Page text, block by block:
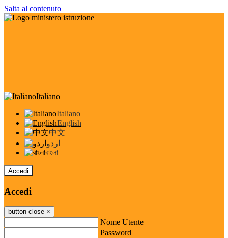
Salta al contenuto
Italiano
Italiano
English
中文
اردو
বাংলা
Accedi
Accedi
button close ×
Nome Utente
Password